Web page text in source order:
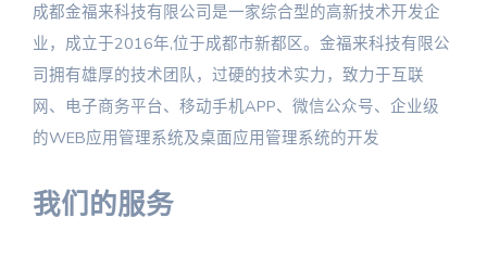
成都金福来科技有限公司是一家综合型的高新技术开发企
业，成立于2016年,位于成都市新都区。金福来科技有限公
司拥有雄厚的技术团队，过硬的技术实力，致力于互联
网、电子商务平台、移动手机APP、微信公众号、企业级
的WEB应用管理系统及桌面应用管理系统的开发
我们的服务